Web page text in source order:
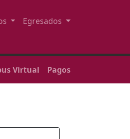
Egresados
Virtual Pagos